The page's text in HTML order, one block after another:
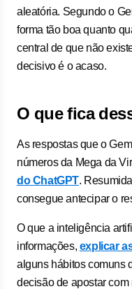
aleatória. Segundo o
forma tão boa quanto
central de que não
decisivo é o acaso.
O que fica
As respostas que o
números da Mega da
do ChatGPT.
consegue antecipar o
O que a inteligência
informações, explicar
alguns hábitos comuns
decisão de apostar